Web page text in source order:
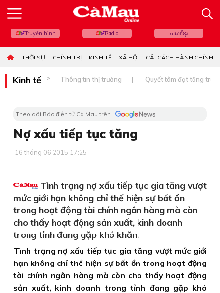
Truyền hình Radio ភាសាខ្មែរ
THỜI SỰ CHÍNH TRỊ KINH TẾ XÃ HỘI CẢI CÁCH HÀNH CHÍNH
Kinh tế Thông tin thị trường Quyết tâm đạt tăng
Theo dõi Báo điện tử Cà Mau trên
Nợ xấu tiếp tục tăng
16 tháng 06 2015 17:25
Tình trạng nợ xấu tiếp tục gia tăng vượt
mức giới hạn không chỉ thể hiện sự bất ổn
trong hoạt động tài chính ngân hàng mà còn
cho thấy hoạt động sản xuất, kinh doanh
trong tỉnh đang gặp khó khăn.
Tình trạng nợ xấu tiếp tục gia tăng vượt mức giới
hạn không chỉ thể hiện sự bất ổn trong hoạt động
tài chính ngân hàng mà còn cho thấy hoạt động
sản xuất, kinh doanh trong tỉnh đang gặp khó